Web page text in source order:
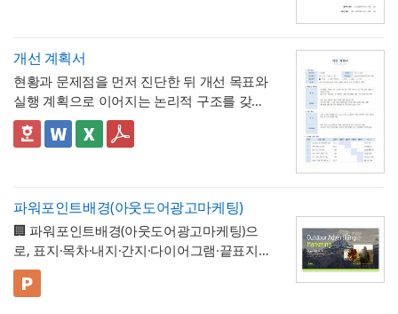
증할 수 있는 것이 특징입니다.
다면 반드시 비고란에 그 사유(예 : 설계 변경,
현장 여건상 수량 조정 등)를 구체적으로 기재
해야 하며, 임의로 수량을 맞춰 기재하는 일이
없도록 해야 합니다. 하자여부를 "하자 없
음"으로 확인하는 경우에도 하자보증기간 내
에 새로운 하자가 발견될 수 있으므로, 이 확
두 명확히 인지하고 있어야 합니다.
💡 작성 팁
작업 완료 확인서는계획과 완료의 정확한 대
조가 가장 중요 하므로, 현장 실사를 통해 실제
완료된 개소·수량을 정확히 확인한 뒤 계획 수
고란에 그 사유를 구체적으로 남겨, 나중에 왜
수량 차이가 발생했는지 근거를 확인할 수 있
도록 하는 것이 중요합니다. 특이사항란에는
작업 중 발견된 예상치 못한 사항(부식, 노후
배선 등)과 그에 대한 처리 결과를 함께 기록
해, 계약 범위를 벗어난 추가 작업이 있었다면
개선 계획서
현황과 문제점을 먼저 진단한 뒤 개선 목표와
실행 계획으로 이어지는 논리적 구조를 갖춘
업무 개선 보고서입니다. 개선분야를 IT·전산,
업무 프로세스, 안전, 품질 등으로 체크박스
👔 이 서식의 구성 특징
개선 과제를 하나의 표준 양식으로 통일 관리
가능
- 현황 및 문제점 섹션을 현황과 문제점으로
나누어 구성해, 단순 현상 나열이 아니라
개선이 필요한지 논리적 인과관계를 명확히
제시
- 개선 목표와 기대효과를 구분해, 무엇을 이
룰 것인지(목표)와 그 결과 무엇이 좋아지는지
(효과)를 별도로 서술함으로써 보고받는 결재
권자가
- 단계별 실행 계획표에 담당자와 주차별 일정
(0월0주~0월0주)을 매트릭스 형태로 배치해,
파워포인트배경(아웃도어광고마케팅)
🏢 파워포인트배경(아웃도어광고마케팅)으
로, 표지·목차·내지·간지·다이어그램·끝표지로
구성된 비즈니스 프레젠테이션 템플릿입니
다. 블랙 배경과 강렬한 라임그린 포인트 컬러
💡 사용 꿀팁